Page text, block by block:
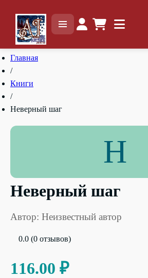
Главная
/
Книги
/
Неверный шаг
Н
Неверный шаг
Автор: Неизвестный автор
0.0 (0 отзывов)
116.00 ₽